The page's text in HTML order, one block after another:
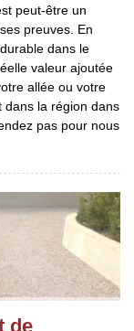
peut-être un
preuves. En
dans le
valeur ajoutée
allée ou votre
dans la région dans
pas pour nous
de